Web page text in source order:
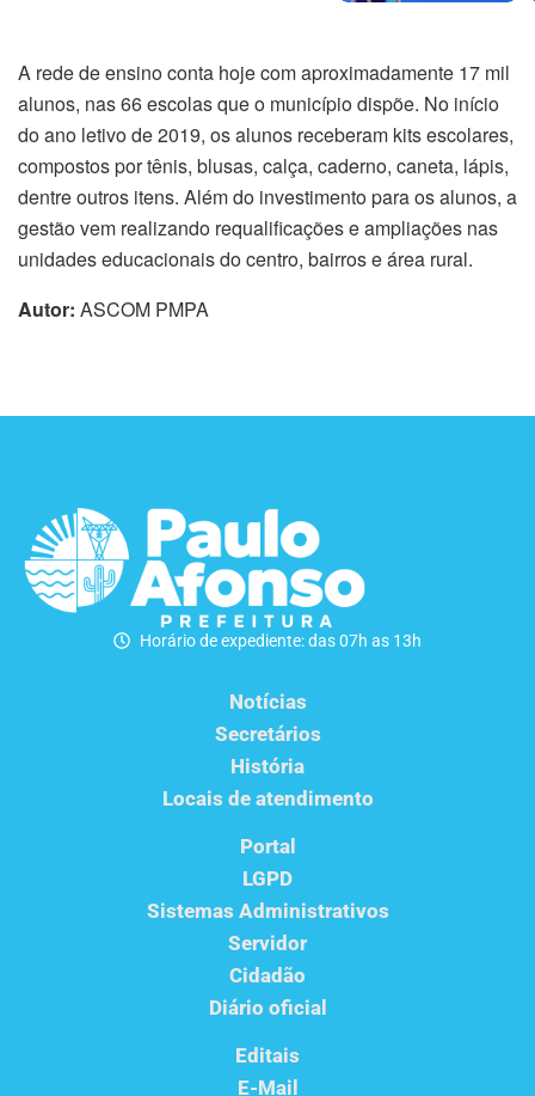
A rede de ensino conta hoje com aproximadamente 17 mil
alunos, nas 66 escolas que o município dispõe. No início
do ano letivo de 2019, os alunos receberam kits escolares,
compostos por tênis, blusas, calça, caderno, caneta, lápis,
dentre outros itens. Além do investimento para os alunos, a
gestão vem realizando requalificações e ampliações nas
unidades educacionais do centro, bairros e área rural.
Autor: ASCOM PMPA
Horário de expediente: das 07h as 13h
Notícias
Secretários
História
Locais de atendimento
Portal
LGPD
Sistemas Administrativos
Servidor
Cidadão
Diário oficial
Editais
E-Mail